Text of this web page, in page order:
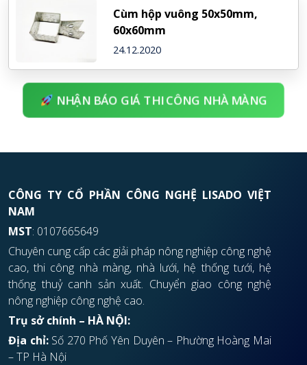
Cùm hộp vuông 50x50mm,
60x60mm
24.12.2020
NHẬN BÁO GIÁ THI CÔNG NHÀ MÀNG
CÔNG TY CỔ PHẦN CÔNG NGHỆ LISADO VIỆT
NAM
MST: 0107665649
Chuyên cung cấp các giải pháp nông nghiệp công nghệ
cao, thi công nhà màng, nhà lưới, hệ thống tưới, hệ
thống thuỷ canh sản xuất. Chuyển giao công nghệ
nông nghiệp công nghệ cao.
Trụ sở chính – HÀ NỘI:
Địa chỉ:Số 270 Phố Yên Duyên – Phường Hoàng Mai
– TP Hà Nội